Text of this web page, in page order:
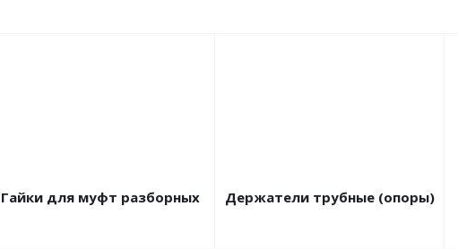
Гайки для муфт разборных Держатели трубные (опоры)